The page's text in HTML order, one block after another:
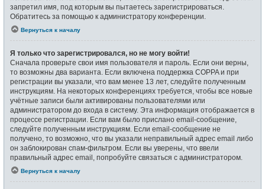
запретил имя, под которым вы пытаетесь зарегистрироваться.
Обратитесь за помощью к администратору конференции.
Вернуться к началу
Я только что зарегистрировался, но не могу войти!
Сначала проверьте свои имя пользователя и пароль. Если они верны,
то возможны два варианта. Если включена поддержка COPPA и при
регистрации вы указали, что вам менее 13 лет, следуйте полученным
инструкциям. На некоторых конференциях требуется, чтобы все новые
учётные записи были активированы пользователями или
администратором до входа в систему. Эта информация отображается в
процессе регистрации. Если вам было прислано email-сообщение,
следуйте полученным инструкциям. Если email-сообщение не
получено, то возможно, что вы указали неправильный адрес email либо
он заблокирован спам-фильтром. Если вы уверены, что ввели
правильный адрес email, попробуйте связаться с администратором.
Вернуться к началу